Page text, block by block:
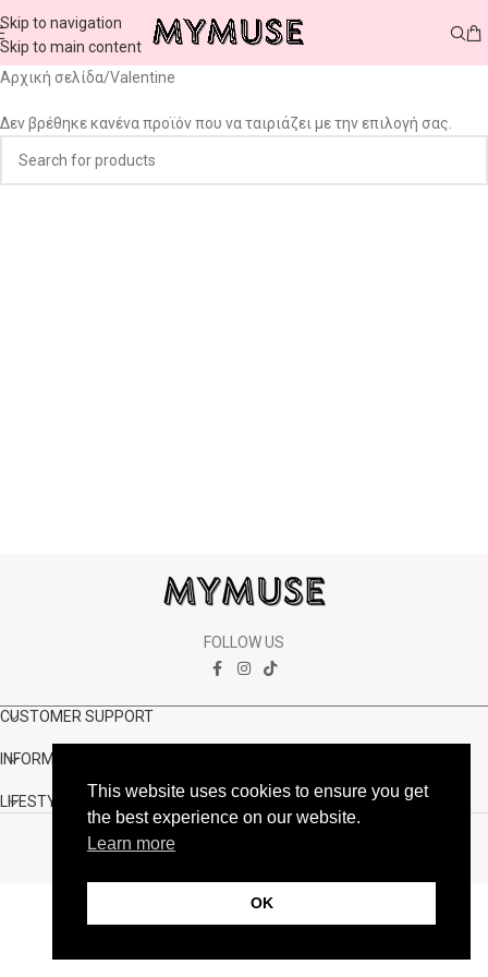
Skip to navigation
Skip to main content
Αρχική σελίδα Valentine
Δεν βρέθηκε κανένα προϊόν που να ταιριάζει με την επιλογή σας.
FOLLOW US
CUSTOMER SUPPORT
INFORMATION
LIFESTYLE
Copyright Muse.clo 2026
This website uses cookies to ensure you get
the best experience on our website.
Learn more
OK